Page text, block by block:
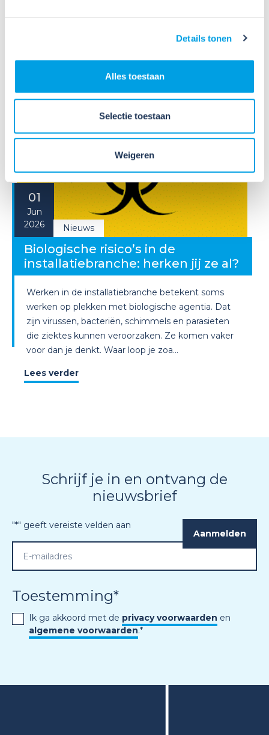
Details tonen
Alles toestaan
Selectie toestaan
Weigeren
rol in het creëren van een gezonde en veilige
verbeteringen en draagt act...
01
Jun
2026
Nieuws
Biologische risico’s in de
installatiebranche: herken jij ze al?
Werken in de installatiebranche betekent soms
werken op plekken met biologische agentia. Dat
zijn virussen, bacteriën, schimmels en parasieten
die ziektes kunnen veroorzaken. Ze komen vaker
voor dan je denkt. Waar loop je zoa...
Lees verder
Schrijf je in en ontvang de
nieuwsbrief
"*" geeft vereiste velden aan
Toestemming*
Ik ga akkoord met de privacy voorwaarden en
algemene voorwaarden.*